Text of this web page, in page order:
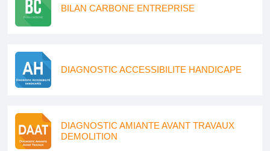
BILAN CARBONE ENTREPRISE
DIAGNOSTIC ACCESSIBILITE HANDICAPE
DIAGNOSTIC AMIANTE AVANT TRAVAUX
DEMOLITION